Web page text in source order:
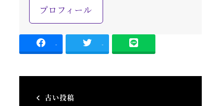
プロフィール
- -
古い投稿